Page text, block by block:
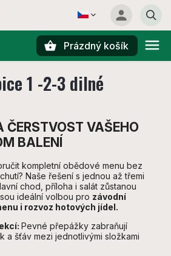
Prázdný košík
1 -2-3 dilné
ČERSTVOST VAŠEHO
BALENÍ
kompletní obědové menu bez
Naše řešení s jednou až třemi
chod, příloha i salát zůstanou
ideální volbou pro závodní
i rozvoz hotových jídel.
Pevné přepážky zabraňují
a šťáv mezi jednotlivými složkami